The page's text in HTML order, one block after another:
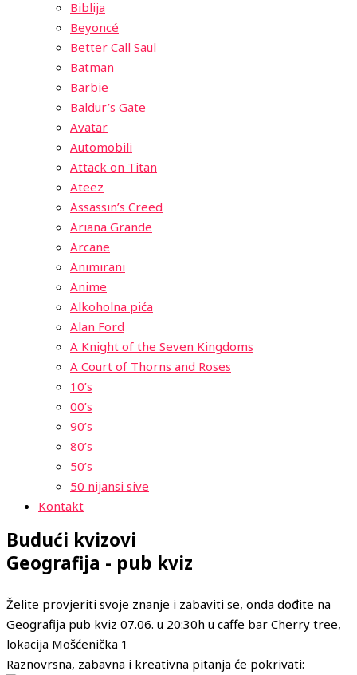
Biblija
Beyoncé
Better Call Saul
Batman
Barbie
Baldur’s Gate
Avatar
Automobili
Attack on Titan
Ateez
Assassin’s Creed
Ariana Grande
Arcane
Animirani
Anime
Alkoholna pića
Alan Ford
A Knight of the Seven Kingdoms
A Court of Thorns and Roses
10’s
00’s
90’s
80’s
50’s
50 nijansi sive
Kontakt
Budući kvizovi
Geografija - pub kviz
Želite provjeriti svoje znanje i zabaviti se, onda dođite na
Geografija pub kviz 07.06. u 20:30h u caffe bar Cherry tree,
lokacija Mošćenička 1
Raznovrsna, zabavna i kreativna pitanja će pokrivati: